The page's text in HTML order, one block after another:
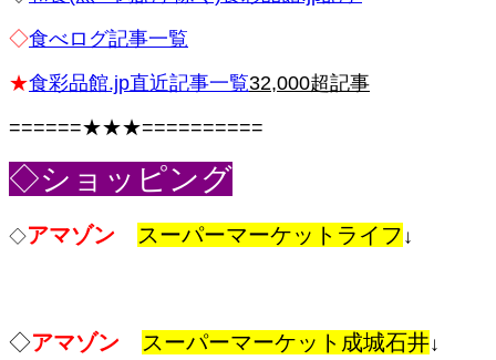
◇食べログ記事一覧
★食彩品館.jp直近記事一覧32,000超記事
======★★★==========
◇ショッピング
◇アマゾン スーパーマーケットライフ ↓
◇アマゾン スーパーマーケット成城石井↓